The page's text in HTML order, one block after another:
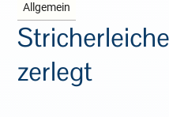
Allgemein
zerlegt